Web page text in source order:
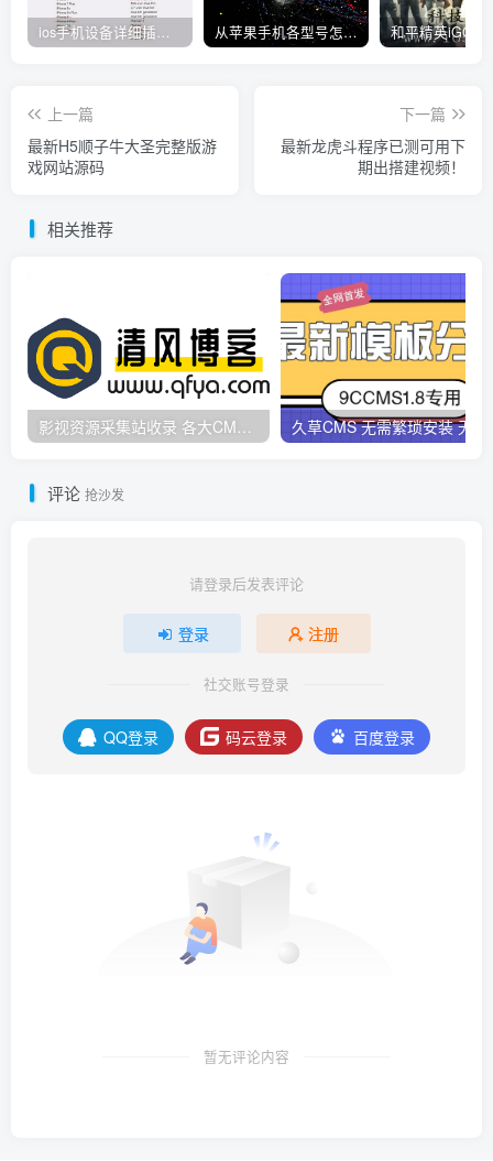
ios手机设备详细插件平刷教程 从苹果手机各型号怎么越狱到怎么开科技完整教程
上一篇
最新H5顺子牛大圣完整版游
戏网站源码
下一篇
最新龙虎斗程序已测可用下
期出搭建视频！
相关推荐
影视资源采集站收录 各大CMS采集资源站网址合集
评论 抢沙发
请登录后发表评论
登录 注册
社交账号登录
QQ登录 码云登录 百度登录
暂无评论内容